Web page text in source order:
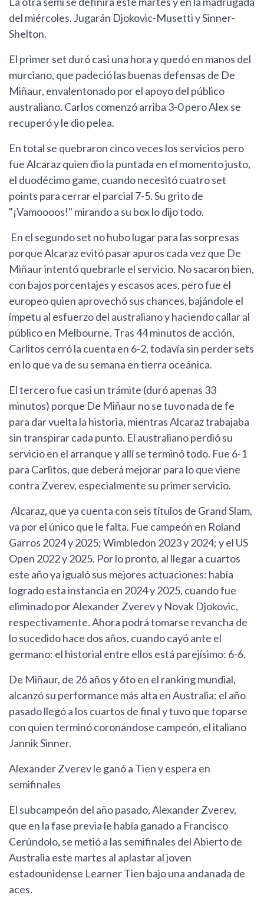
del miércoles. Jugarán Djokovic-Musetti y Sinner-
Shelton.
El primer set duró casi una hora y quedó en manos del
murciano, que padeció las buenas defensas de De
Miñaur, envalentonado por el apoyo del público
australiano. Carlos comenzó arriba 3-0 pero Alex se
recuperó y le dio pelea.
En total se quebraron cinco veces los servicios pero
fue Alcaraz quien dio la puntada en el momento justo,
el duodécimo game, cuando necesitó cuatro set
points para cerrar el parcial 7-5. Su grito de
"¡Vamoooos!" mirando a su box lo dijo todo.
En el segundo set no hubo lugar para las sorpresas
porque Alcaraz evitó pasar apuros cada vez que De
Miñaur intentó quebrarle el servicio. No sacaron bien,
con bajos porcentajes y escasos aces, pero fue el
europeo quien aprovechó sus chances, bajándole el
ímpetu al esfuerzo del australiano y haciendo callar al
público en Melbourne. Tras 44 minutos de acción,
Carlitos cerró la cuenta en 6-2, todavía sin perder sets
en lo que va de su semana en tierra oceánica.
El tercero fue casi un trámite (duró apenas 33
minutos) porque De Miñaur no se tuvo nada de fe
para dar vuelta la historia, mientras Alcaraz trabajaba
sin transpirar cada punto. El australiano perdió su
servicio en el arranque y allí se terminó todo. Fue 6-1
para Carlitos, que deberá mejorar para lo que viene
contra Zverev, especialmente su primer servicio.
Alcaraz, que ya cuenta con seis títulos de Grand Slam,
va por el único que le falta. Fue campeón en Roland
Garros 2024 y 2025; Wimbledon 2023 y 2024; y el US
Open 2022 y 2025. Por lo pronto, al llegar a cuartos
este año ya igualó sus mejores actuaciones: había
logrado esta instancia en 2024 y 2025, cuando fue
eliminado por Alexander Zverev y Novak Djokovic,
respectivamente. Ahora podrá tomarse revancha de
lo sucedido hace dos años, cuando cayó ante el
germano: el historial entre ellos está parejísimo: 6-6.
De Miñaur, de 26 años y 6to en el ranking mundial,
alcanzó su performance más alta en Australia: el año
pasado llegó a los cuartos de final y tuvo que toparse
con quien terminó coronándose campeón, el italiano
Jannik Sinner.
Alexander Zverev le ganó a Tien y espera en
semifinales
El subcampeón del año pasado, Alexander Zverev,
que en la fase previa le había ganado a Francisco
Cerúndolo, se metió a las semifinales del Abierto de
Australia este martes al aplastar al joven
estadounidense Learner Tien bajo una andanada de
aces.